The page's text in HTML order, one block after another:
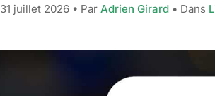
31 juillet 2026 • Par Adrien Girard • Dans